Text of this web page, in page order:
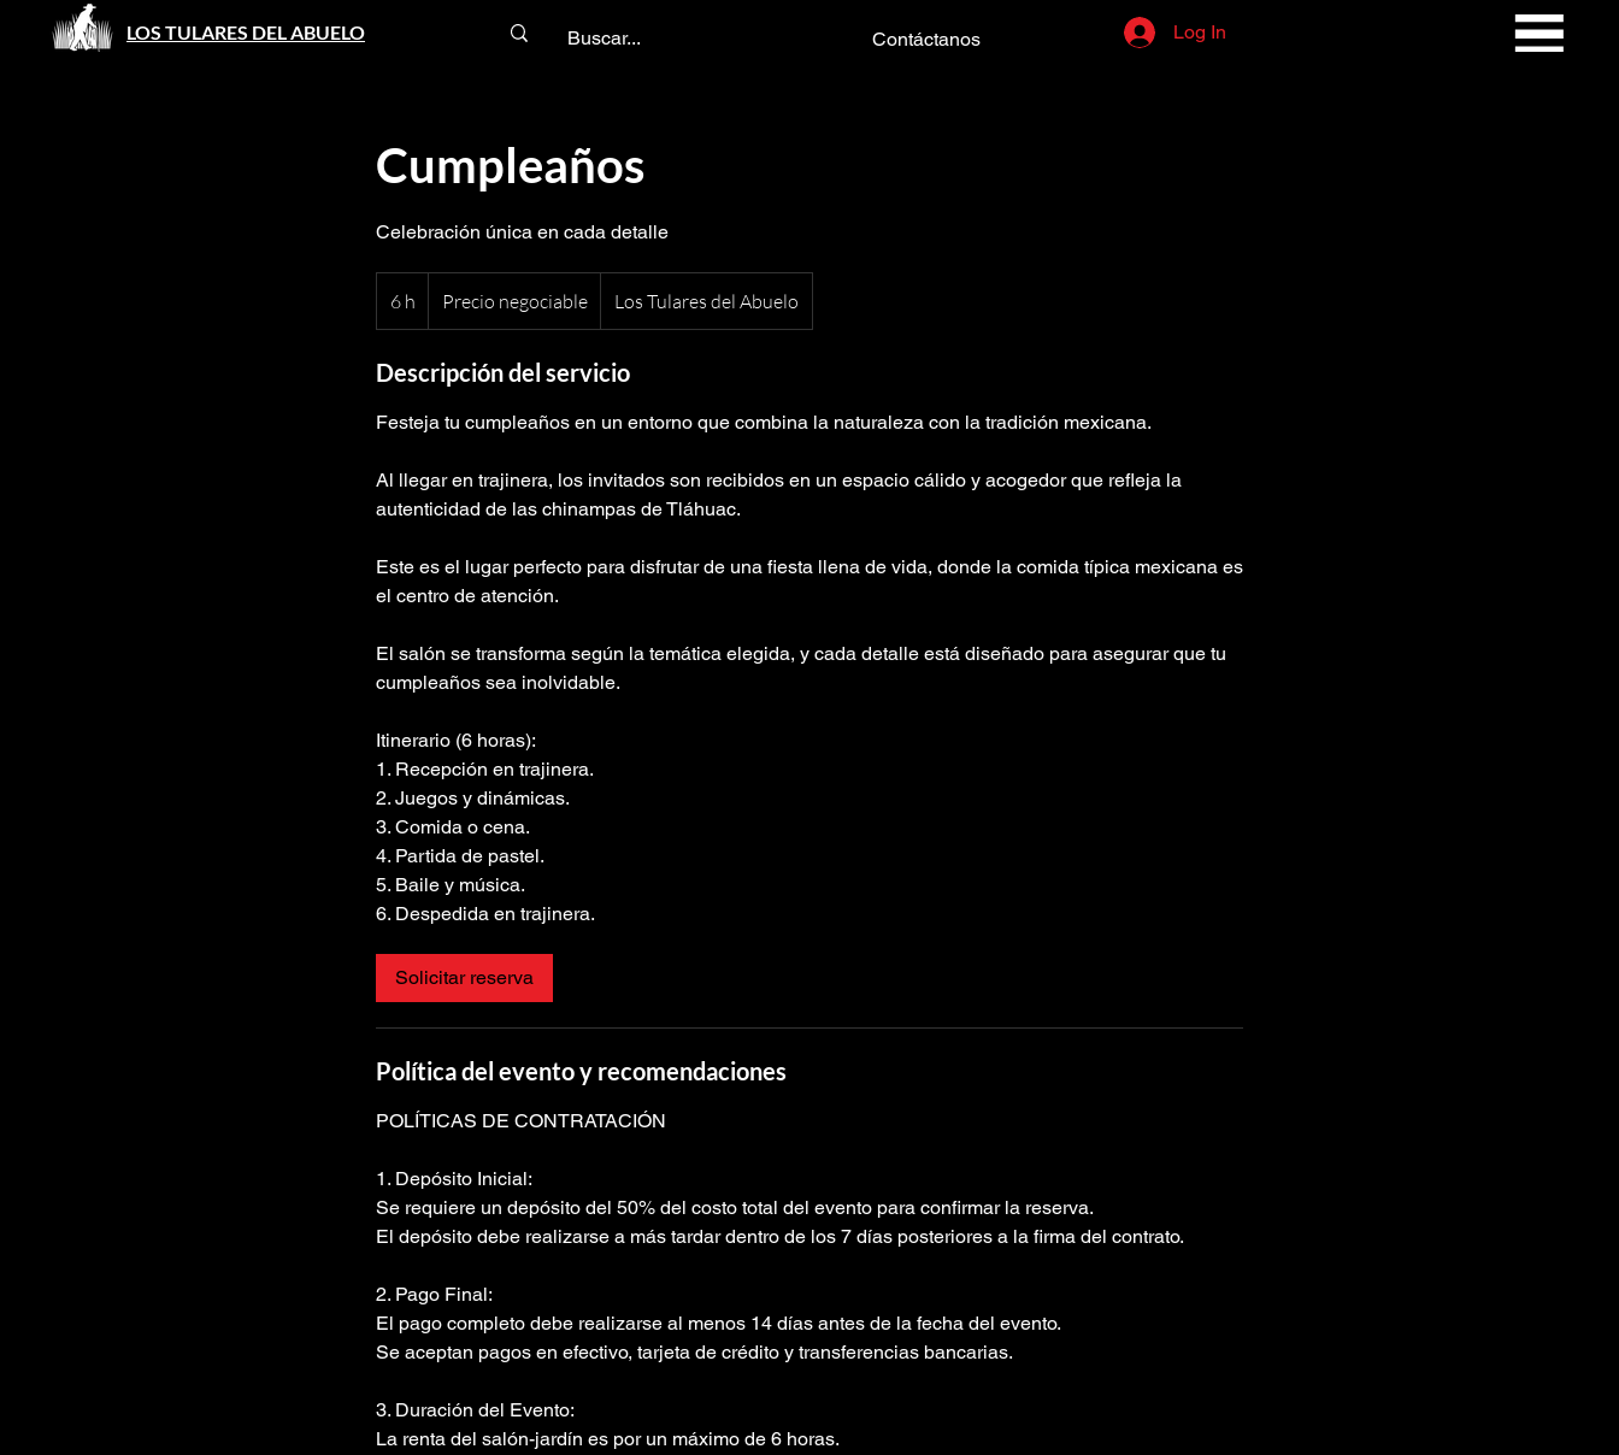
LOS TULARES DEL ABUELO Contáctanos Log In
Cumpleaños
Celebración única en cada detalle
6 h
negociable
Precio negociable Los Tulares del Abuelo
Descripción del servicio
Festeja tu cumpleaños en un entorno que combina la naturaleza con la tradición mexicana.
Al llegar en trajinera, los invitados son recibidos en un espacio cálido y acogedor que refleja la
autenticidad de las chinampas de Tláhuac.
Este es el lugar perfecto para disfrutar de una fiesta llena de vida, donde la comida típica mexicana es
el centro de atención.
El salón se transforma según la temática elegida, y cada detalle está diseñado para asegurar que tu
cumpleaños sea inolvidable.
Itinerario (6 horas):
1. Recepción en trajinera.
2. Juegos y dinámicas.
3. Comida o cena.
4. Partida de pastel.
5. Baile y música.
6. Despedida en trajinera.
Solicitar reserva
Política del evento y recomendaciones
POLÍTICAS DE CONTRATACIÓN
1. Depósito Inicial:
Se requiere un depósito del 50% del costo total del evento para confirmar la reserva.
El depósito debe realizarse a más tardar dentro de los 7 días posteriores a la firma del contrato.
2. Pago Final:
El pago completo debe realizarse al menos 14 días antes de la fecha del evento.
Se aceptan pagos en efectivo, tarjeta de crédito y transferencias bancarias.
3. Duración del Evento:
La renta del salón-jardín es por un máximo de 6 horas.